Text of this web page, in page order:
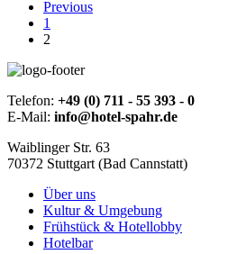
Previous
1
2
Telefon: +49 (0) 711 - 55 393 - 0
E-Mail: info@hotel-spahr.de
Waiblinger Str. 63
70372 Stuttgart (Bad Cannstatt)
Über uns
Kultur & Umgebung
Frühstück & Hotellobby
Hotelbar